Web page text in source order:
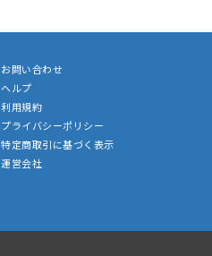
お問い合わせ
ヘルプ
利用規約
プライバシーポリシー
特定商取引に基づく表示
運営会社